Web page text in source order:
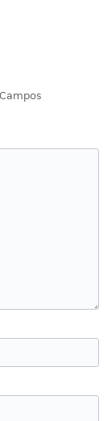
Campos